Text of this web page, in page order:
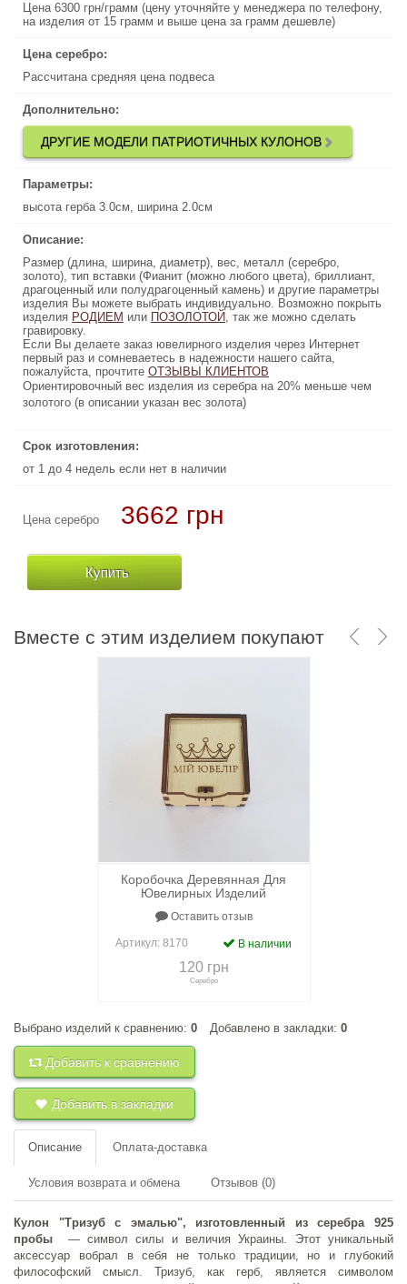
Цена 6300 грн/грамм (цену уточняйте у менеджера по телефону,
на изделия от 15 грамм и выше цена за грамм дешевле)
Цена серебро:
Рассчитана средняя цена подвеса
Дополнительно:
ДРУГИЕ МОДЕЛИ ПАТРИОТИЧНЫХ КУЛОНОВ
Параметры:
высота герба 3.0см, ширина 2.0см
Описание:
Размер (длина, ширина, диаметр), вес, металл (серебро,
золото), тип вставки (Фианит (можно любого цвета), бриллиант,
драгоценный или полудрагоценный камень) и другие параметры
изделия Вы можете выбрать индивидуально. Возможно покрыть
изделия РОДИЕМ или ПОЗОЛОТОЙ, так же можно сделать
гравировку.
Если Вы делаете заказ ювелирного изделия через Интернет
первый раз и сомневаетесь в надежности нашего сайта,
пожалуйста, прочтите ОТЗЫВЫ КЛИЕНТОВ
Ориентировочный вес изделия из серебра на 20% меньше чем
золотого (в описании указан вес золота)
Срок изготовления:
от 1 до 4 недель если нет в наличии
Цена серебро 3662 грн
Купить
Цена 6300 грн/грамм (цену уточняйте у менеджера по телефону,
на изделия от 15 грамм и выше цена за грамм дешевле)
Рассчитана средняя цена подвеса
ДРУГИЕ МОДЕЛИ ПАТРИОТИЧНЫХ КУЛОНОВ
высота герба 3.0см, ширина 2.0см
Размер (длина, ширина, диаметр), вес, металл (серебро,
золото), тип вставки (Фианит (можно любого цвета), бриллиант,
драгоценный или полудрагоценный камень) и другие параметры
изделия Вы можете выбрать индивидуально. Возможно покрыть
изделия
РОДИЕМ
или
ПОЗОЛОТОЙ
, так же можно сделать
Если Вы делаете заказ ювелирного изделия через Интернет
первый раз и сомневаетесь в надежности нашего сайта,
пожалуйста, прочтите
ОТЗЫВЫ КЛИЕНТОВ
Ориентировочный вес изделия из серебра на 20% меньше чем
золотого (в описании указан вес золота)
от 1 до 4 недель если нет в наличии
37800 грн
Вместе с этим изделием покупают
Коробочка Деревянная Для
Ювелирных Изделий
Оставить отзыв
Артикул: 8170 В наличии
120 грн
Серебро
+к сравнению
Выбрано изделий к сравнению: 0 Добавлено в закладки: 0
Добавить к сравнению
Добавить в закладки
Описание Оплата-доставка
Условия возврата и обмена Отзывов (0)
Кулон "Тризуб с эмалью", изготовленный из серебра 925
пробы
— символ силы и величия Украины. Этот уникальный
аксессуар вобрал в себя не только традиции, но и глубокий
философский смысл. Тризуб, как герб, является символом